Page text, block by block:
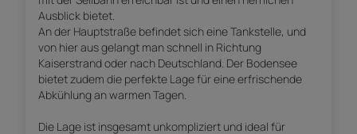
Ausblick bietet.
An der Hauptstraße befindet sich eine Tankstelle, und
von hier aus gelangt man schnell in Richtung
Kaiserstrand oder nach Deutschland. Der Bodensee
bietet zudem die perfekte Lage für eine erfrischende
Abkühlung an warmen Tagen.
Die Lage ist insgesamt unkompliziert und ideal für